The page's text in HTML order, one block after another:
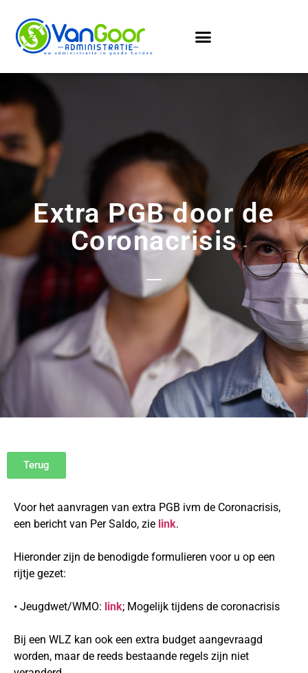
Extra PGB door de
Coronacrisis
Terug
Voor het aanvragen van extra PGB ivm de Coronacrisis,
een bericht van Per Saldo, zie link.
Hieronder zijn de benodigde formulieren voor u op een
rijtje gezet:
• Jeugdwet/WMO: link; Mogelijk tijdens de coronacrisis
Bij een WLZ kan ook een extra budget aangevraagd
worden, maar de reeds bestaande regels zijn niet